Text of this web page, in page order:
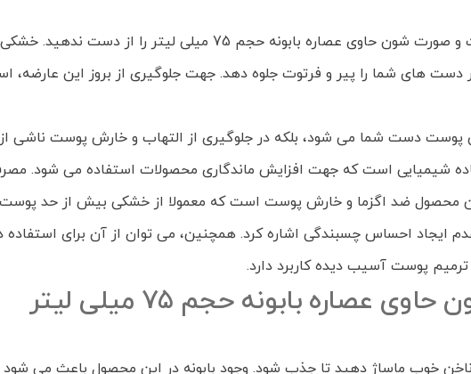
برای داشتن پوست دست و صورت لطیف و شاداب، خرید کرم دست و صورت شون حاوی
دست های شما را پیر و فرتوت جلوه دهد. جهت جلوگیری از بروز این عارضه،
دست شما می شود، بلکه در جلوگیری از التهاب و خارش پوست ناشی از
شیمیایی است که جهت افزایش ماندگاری محصولات استفاده می شود.
محصول ضد اگزما و خارش پوست است که معمولا از خشکی بیش از حد پوست
ایجاد احساس چسبندگی اشاره کرد. همچنین، می توان از آن برای استفاده
پوست آسیب دیده کاربرد دارد.
بابونه حجم 75 میلی لیتر
خوب ماساژ دهید تا جذب شود. وجود بابونه در این محصول باعث می